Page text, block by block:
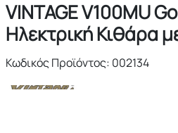
VINTAGE V100MU
Ηλεκτρική Κιθάρα
Κωδικός Προϊόντος: 002134